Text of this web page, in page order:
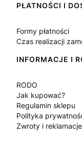
PŁATNOŚCI I
Formy płatności
Czas realizacji
INFORMACJE I
RODO
Jak kupować?
Regulamin sklepu
Polityka
Zwroty i reklamacje